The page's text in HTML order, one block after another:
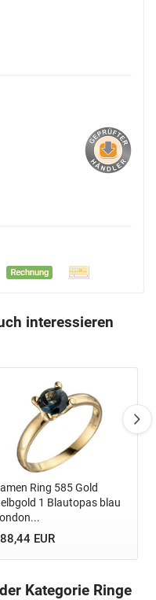
interessieren
Ring 585 Gold
1 Blautopas blau
EUR
Kategorie Ringe